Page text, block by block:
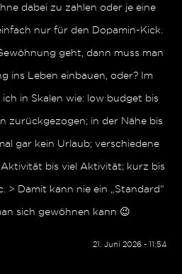
dabei zu zahlen oder je eine
nur für den Dopamin-Kick.
geht, dann muss man
ins Leben einbauen, oder? Im
in Skalen wie: low budget bis
zurückgezogen; in der Nähe bis
gar kein Urlaub; verschiedene
bis viel Aktivität; kurz bis
> Damit kann nie ein „Standard“
sich gewöhnen kann 😉
21. Juni 2026 - 11:54